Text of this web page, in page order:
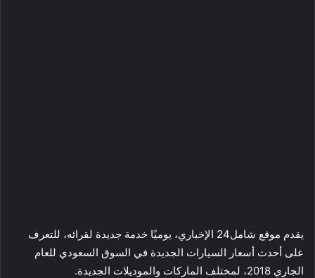
يقدم موقع شامل24 الإخباري، يوميًا خدمة جديدة لقرائه، للتعرف
على أحدث أسعار السيارات الجديدة في السوق السعودي للعام
الجاري 2018، لمختلف الماركات والموديلات الجديدة.